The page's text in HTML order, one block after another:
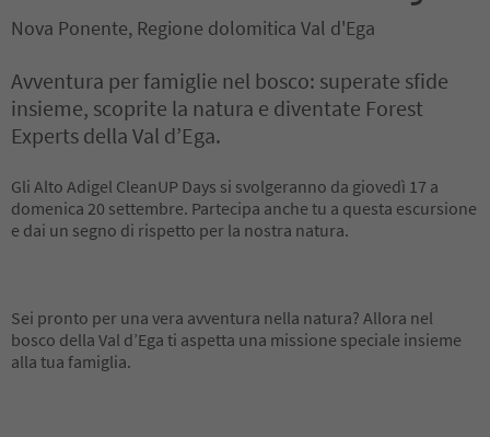
Nova Ponente, Regione dolomitica Val d'Ega
Avventura per famiglie nel bosco: superate sfide
insieme, scoprite la natura e diventate Forest
Experts della Val d’Ega.
Gli Alto Adigel CleanUP Days si svolgeranno da giovedì 17 a
domenica 20 settembre. Partecipa anche tu a questa escursione
e dai un segno di rispetto per la nostra natura.
Sei pronto per una vera avventura nella natura? Allora nel
bosco della Val d’Ega ti aspetta una missione speciale insieme
alla tua famiglia.